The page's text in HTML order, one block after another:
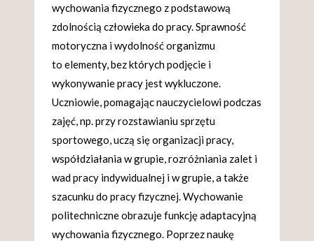
wychowania fizycznego z podstawową
zdolnością człowieka do pracy. Sprawność
motoryczna i wydolność organizmu
to elementy, bez których podjęcie i
wykonywanie pracy jest wykluczone.
Uczniowie, pomagając nauczycielowi podczas
zajęć, np. przy rozstawianiu sprzętu
sportowego, uczą się organizacji pracy,
współdziałania w grupie, rozróżniania zalet i
wad pracy indywidualnej i w grupie, a także
szacunku do pracy fizycznej. Wychowanie
politechniczne obrazuje funkcję adaptacyjną
wychowania fizycznego. Poprzez naukę